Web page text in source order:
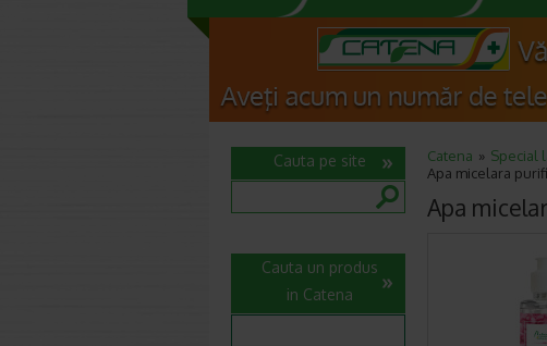
Catena Special
Apa micelara
Apa
Cauta pe site
Cauta un produs
in Catena